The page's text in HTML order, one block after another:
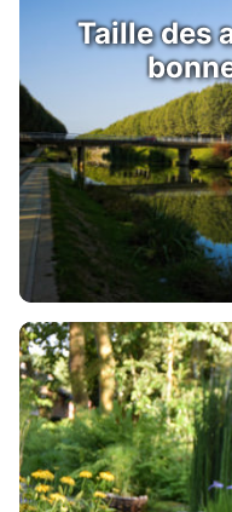
Taille des